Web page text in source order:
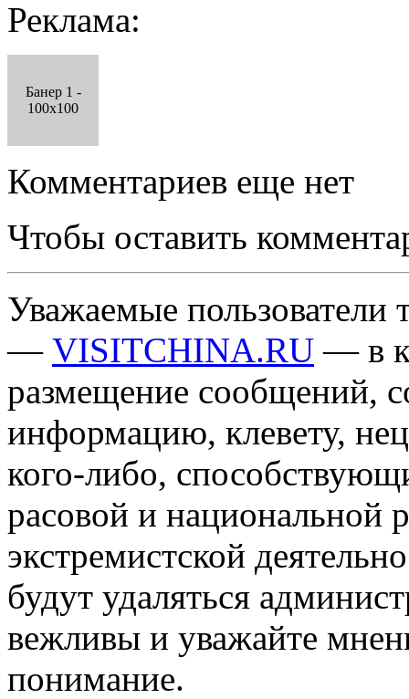
Реклама:
Банер 1 -
100x100
Комментариев еще нет
Чтобы оставить
Уважаемые пользователи
— VISITCHINA.RU — в
размещение сообщений,
информацию, клевету,
кого-либо,
расовой и национальной
экстремистской
будут удаляться
вежливы и уважайте
понимание.